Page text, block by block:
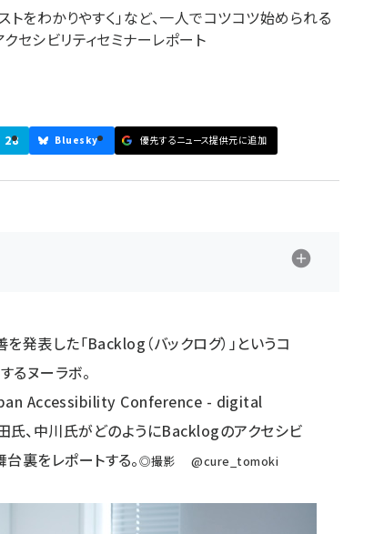
トをわかりやすく」など、一人でコツコツ始められる
セシビリティセミナーレポート
28 Bluesky 優先するニュース提供元に追加
発表した「Backlog（バックログ） 」というコ
るヌーラボ。
Accessibility Conference - digital
氏、中川氏がどのようにBacklogのアクセシビ
裏をレポートする。◎撮影@cure_tomoki